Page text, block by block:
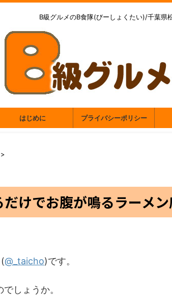
B級グルメのB食隊(びーしょくたい)/千葉県
はじめに プライバシーポリシー
>
けでお腹が鳴るラーメ
@_taicho)です。
しょうか。